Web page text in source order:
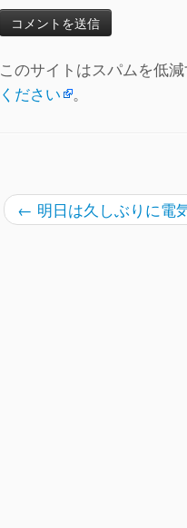
このサイトはスパムを低
ください
。
← 明日は久しぶりに電